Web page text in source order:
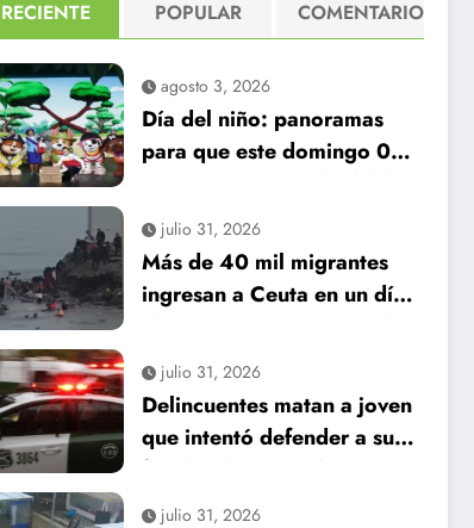
RECIENTE POPULAR COMENTARIO
agosto 3, 2026
Día del niño: panoramas
para que este domingo 09
julio 31, 2026
Más de 40 mil migrantes
ingresan a Ceuta en un día:
crisis.
julio 31, 2026
Delincuentes matan a joven
que intentó defender a su
familia durante robo en
Huechuraba
julio 31, 2026